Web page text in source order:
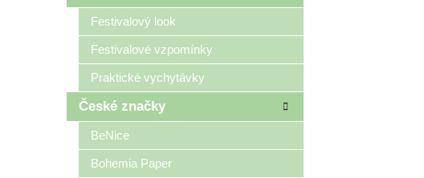
Festivalový look
Festivalové vzpomínky
Praktické vychytávky
České značky
BeNice
Bohemia Paper